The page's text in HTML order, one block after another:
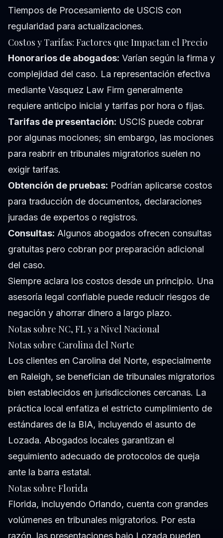
Tiempos de Procesamiento de USCIS con
regularidad para actualizaciones.
Costos y Tarifas: Factores que Impactan el Precio
Honorarios de abogados: Varían según la firma y
complejidad del caso. La representación efectiva
mediante Vasquez Law Firm generalmente
requiere anticipo inicial y tarifas por hora o fijas.
Tarifas de presentación: USCIS puede cobrar
por algunas mociones; sin embargo, las mociones
para reabrir en tribunales migratorios suelen no
exigir tarifas.
Obtención de pruebas: Podrían aplicarse costos
para traducción de documentos, declaraciones
juradas de expertos o registros.
Consultas: Algunos abogados ofrecen consultas
gratuitas pero cobran por preparación adicional
del caso.
Siempre aclara los costos desde un principio. Una
asesoría legal confiable puede reducir riesgos de
negación y ahorrar dinero a largo plazo.
Notas sobre NC, FL y a Nivel Nacional
Notas sobre Carolina del Norte
Los clientes en Carolina del Norte, especialmente
en Raleigh, se benefician de tribunales migratorios
bien establecidos en jurisdicciones cercanas. La
práctica local enfatiza el estricto cumplimiento de
estándares de la BIA, incluyendo el asunto de
Lozada. Abogados locales garantizan el
seguimiento adecuado de protocolos de queja
ante la barra estatal.
Notas sobre Florida
Florida, incluyendo Orlando, cuenta con grandes
volúmenes en tribunales migratorios. Por esta
razón, las presentaciones bajo Lozada pueden